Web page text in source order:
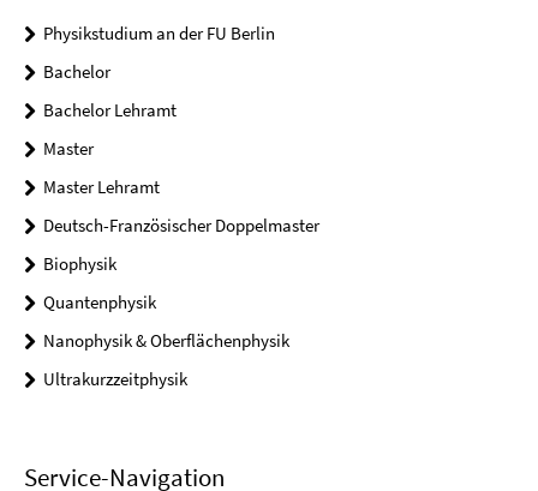
Physikstudium an der FU Berlin
Bachelor
Bachelor Lehramt
Master
Master Lehramt
Deutsch-Französischer Doppelmaster
Biophysik
Quantenphysik
Nanophysik & Oberflächenphysik
Ultrakurzzeitphysik
Service-Navigation